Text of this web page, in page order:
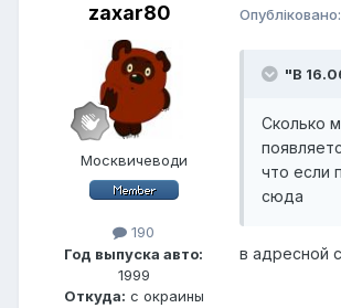
zaxar80
Москвичеводи
190
Год выпуска авто:
1999
Откуда: с окраины
Опубліковано:
"В
Сколько
что если
сюда
в адресной